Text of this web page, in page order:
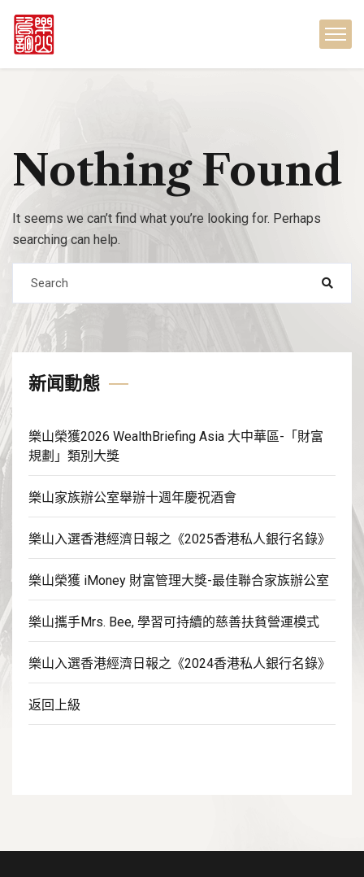
Nothing Found
It seems we can’t find what you’re looking for. Perhaps
searching can help.
新闻動態
樂山榮獲2026 WealthBriefing Asia 大中華區-「財富
規劃」類別大獎
樂山家族辦公室舉辦十週年慶祝酒會
樂山入選香港經濟日報之《2025香港私人銀行名錄》
樂山榮獲 iMoney 財富管理大獎-最佳聯合家族辦公室
樂山攜手Mrs. Bee, 學習可持續的慈善扶貧營運模式
樂山入選香港經濟日報之《2024香港私人銀行名錄》
返回上級